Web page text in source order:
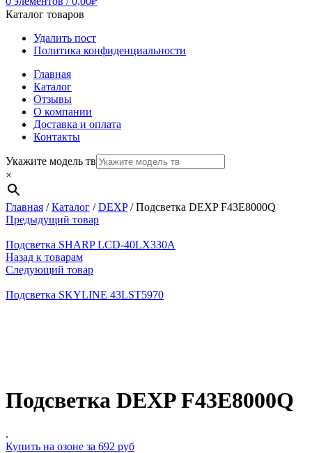
Каталог товаров
Удалить пост
Политика конфиденциальности
Главная
Каталог
Отзывы
О компании
Доставка и оплата
Контакты
Укажите модель тв
×
Главная /Каталог /DEXP/Подсветка DEXP F43E8000Q
Предыдущий товар
Подсветка SHARP LCD-40LX330A
Назад к товарам
Следующий товар
Подсветка SKYLINE 43LST5970
Подсветка DEXP F43E8000Q
.
Купить на озоне за 692 руб